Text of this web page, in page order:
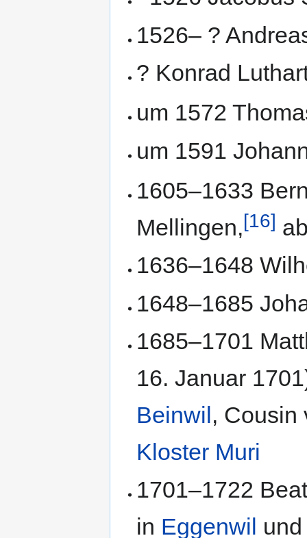
1526– ?
? Konrad
um 1572
um 1591
1605–1633
Mellingen,[16]
1636–1648
1648–1685
1685–1701
16. Januar
Beinwil,
Kloster Muri
1701–1722
in Eggenwil